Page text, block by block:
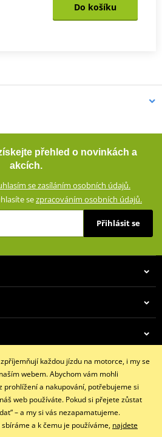
Do košíku
s rovným střihem. Tyto džíny
při jízdě na motocyklu díky
vypadají civilně a díky příměsi
se nosí.
5 kapsami
2% elastan
ke kolenům
CE certifikované chrániče
prémiovou impregnací
až 15 vyprání
přehled o novinkách a
akcích.
se zasíláním osobních údajů.
sezpracováním osobních údajů.
Přihlásit se
Kontaktujte nás
motopoint.cz
- Pá (8:00 - 16:30)
každou jízdu na motorce, i my se
webem. Abychom vám mohli
prohlížení a nakupování, potřebujeme si
web používáte. Pokud si přejete zůstat
– a my si vás nezapamatujeme.
a k čemu je používáme, najdete